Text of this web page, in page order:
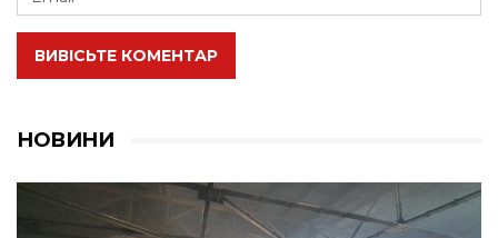
ВИВІСЬТЕ КОМЕНТАР
НОВИНИ